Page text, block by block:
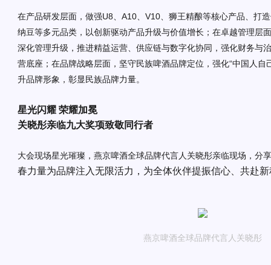
在产品研发层面，做强U8、A10、V10、狮王精酿等核心产品、 打造
纳豆等多元品类，以创新驱动产品升级与价值增长 ； 在卓越管理层
深化管理升级，推进精益运营、供应链与数字化协同，强化财务与
营底座 ； 在品牌战略层面，坚守民族啤酒品牌定位，强化“中国人自
升品牌形象，彰显民族品牌力量。
星光闪耀 荣耀加冕
关晓彤亲临九大奖项致敬同行者
大会现场星光璀璨， 燕京啤酒全球品牌代言人关晓彤亲临现场，分
春力量为品牌注入无限活力，为全体伙伴提振信心、共赴
燕京啤酒全球品牌代言人关晓彤